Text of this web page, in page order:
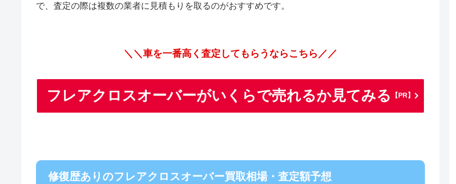
で、査定の際は複数の業者に見積もりを取るのがおすすめです。
＼＼車を一番高く査定してもらうならこちら／／
フレアクロスオーバーがいくらで売れるか見てみる 【PR】
修復歴ありのフレアクロスオーバー買取相場・査定額予想